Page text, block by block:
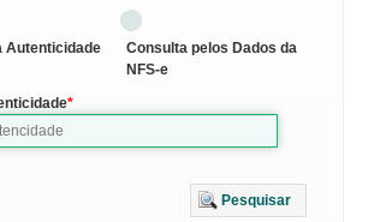
Autenticidade
Consulta pelos Dados da
NFS-e
Pesquisar